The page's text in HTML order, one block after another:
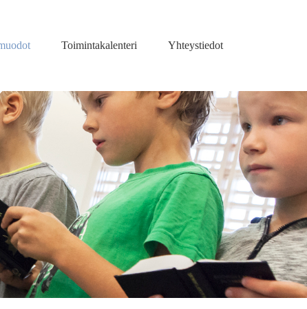
Toimintakalenteri Yhteystiedot